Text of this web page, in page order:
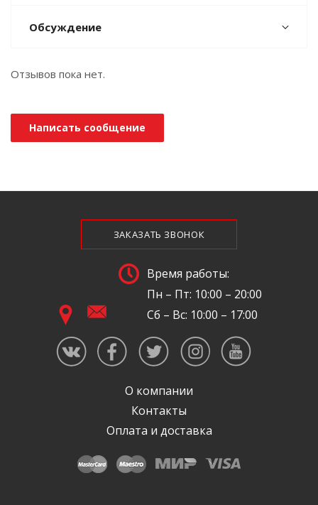
Обсуждение
Отзывов пока нет.
Написать сообщение
ЗАКАЗАТЬ ЗВОНОК
Время работы:
Пн – Пт: 10:00 – 20:00
Сб – Вс: 10:00 – 17:00
О компании
Контакты
Оплата и доставка